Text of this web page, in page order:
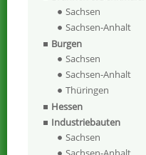
Sachsen
Sachsen-Anhalt
Burgen
Sachsen
Sachsen-Anhalt
Thüringen
Hessen
Industriebauten
Sachsen